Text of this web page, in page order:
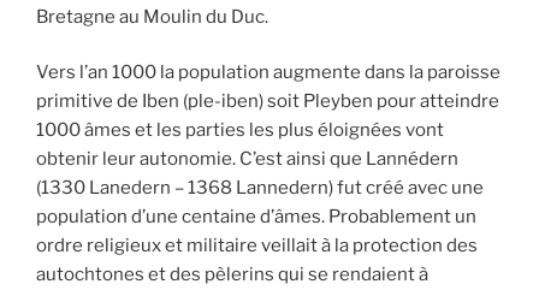
Bretagne au Moulin du Duc.
Vers l’an 1000 la population augmente dans la paroisse
primitive de Iben (ple-iben) soit Pleyben pour atteindre
1000 âmes et les parties les plus éloignées vont
obtenir leur autonomie. C’est ainsi que Lannédern
(1330 Lanedern – 1368 Lannedern) fut créé avec une
population d’une centaine d’âmes. Probablement un
ordre religieux et militaire veillait à la protection des
autochtones et des pèlerins qui se rendaient à